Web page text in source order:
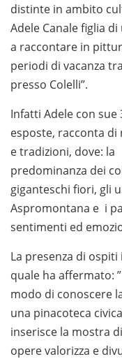
distinte in ambito
Adele Canale figlia
a raccontare in
periodi di vacanza
presso Colelli”.
Infatti Adele con sue
esposte, racconta
e tradizioni, dove: la
predominanza dei
giganteschi fiori, gli
Aspromontana e i
sentimenti ed
La presenza di
quale ha affermato:
modo di conoscere
una pinacoteca
inserisce la mostra
opere valorizza e